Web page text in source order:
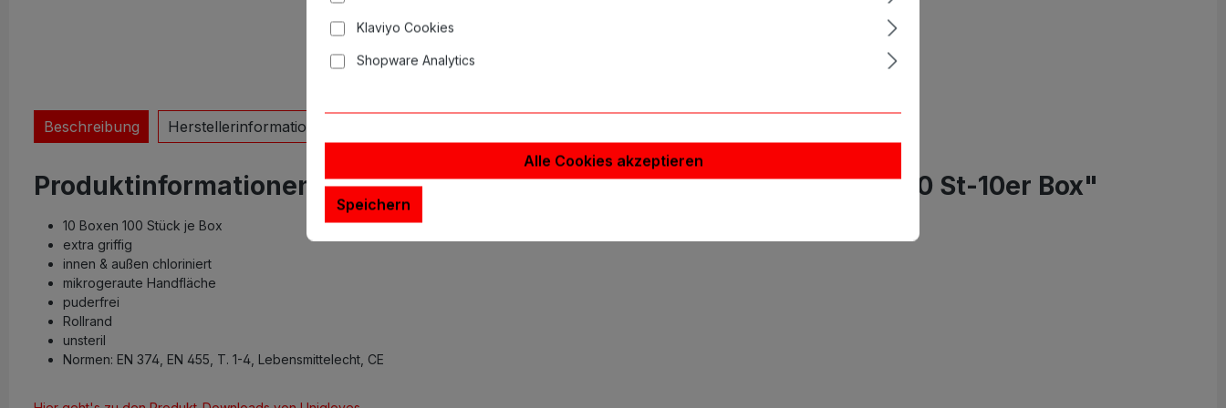
Beschreibung Herstellerinformationen
Produktinformationen "Latexhandschuhe Select Black L, puderfrei ,100 St-10er Box"
10 Boxen 100 Stück je Box
extra griffig
innen & außen chloriniert
mikrogeraute Handfläche
puderfrei
Rollrand
unsteril
Normen: EN 374, EN 455, T. 1-4, Lebensmittelecht, CE
Klaviyo Cookies
Shopware Analytics
Alle Cookies akzeptieren
Speichern